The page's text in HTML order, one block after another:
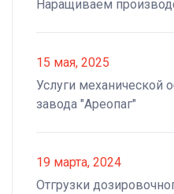
Наращиваем
15 мая, 2025
Услуги механической
завода "Ареопаг"
19 марта, 2024
Отгрузки